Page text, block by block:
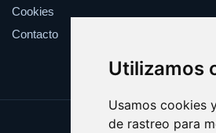
Utilizamos
Usamos cookies
de rastreo para
Cookies
Contacto
Update cookies